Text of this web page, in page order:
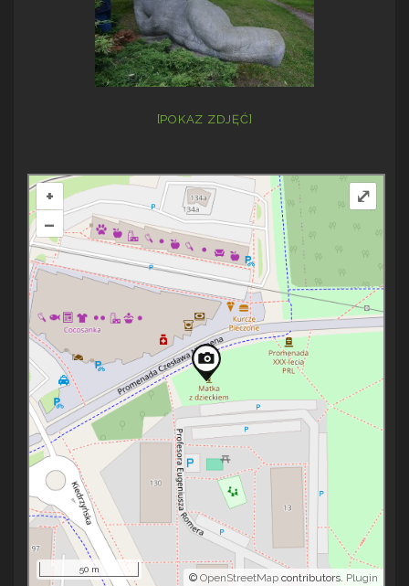
[POKAZ ZDJĘĆ]
+
–
© OpenStreetMap contributors. Plugin
50 m
⤢